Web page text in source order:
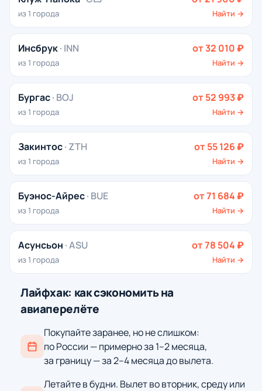
из 1 города Найти →
Инсбрук· INN
из 1 города
от 32 010 ₽
Найти →
Бургас· BOJ
из 1 города
от 52 993 ₽
Найти →
Закинтос· ZTH
из 1 города
от 55 126 ₽
Найти →
Буэнос-Айрес· BUE
из 1 города
от 71 684 ₽
Найти →
Асунсьон · ASU
из 1 города
от 78 504 ₽
Найти →
Лайфхак: как сэкономить на
авиаперелёте
Покупайте заранее, но не слишком:
по России — примерно за 1–2 месяца,
за границу — за 2–4 месяца до вылета.
Летайте в будни. Вылет во вторник, среду или